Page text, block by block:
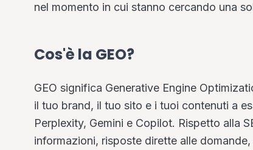
nel momento in cui stanno cercando una
Cos'è la GEO?
GEO significa Generative Engine
il tuo brand, il tuo sito e i tuoi contenuti a
Perplexity, Gemini e Copilot. Rispetto alla
informazioni, risposte dirette alle